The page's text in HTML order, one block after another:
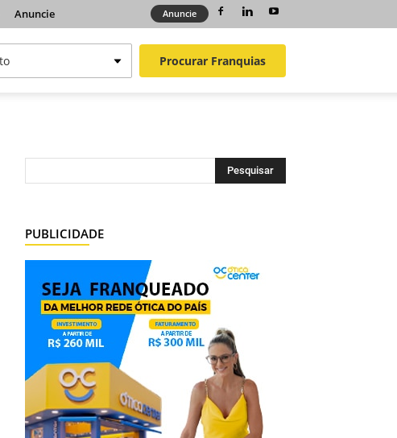
Anuncie Anuncie
Procurar Franquias
PUBLICIDADE